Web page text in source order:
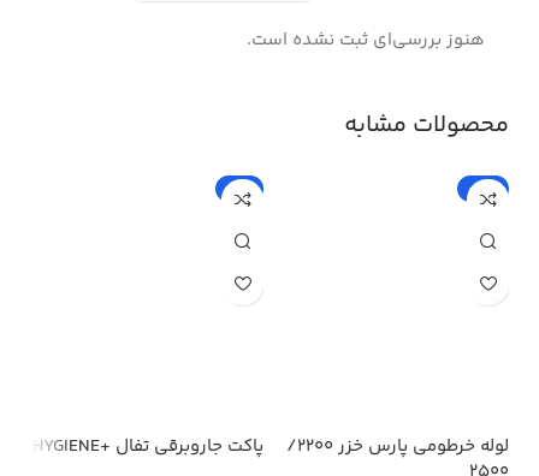
هنوز بررسی‌ای ثبت نشده است.
محصولات مشابه
-15%
لوله خرطومی پارس خزر 2200/
-5%
پاکت جاروبرقی تفال +HYGIENE